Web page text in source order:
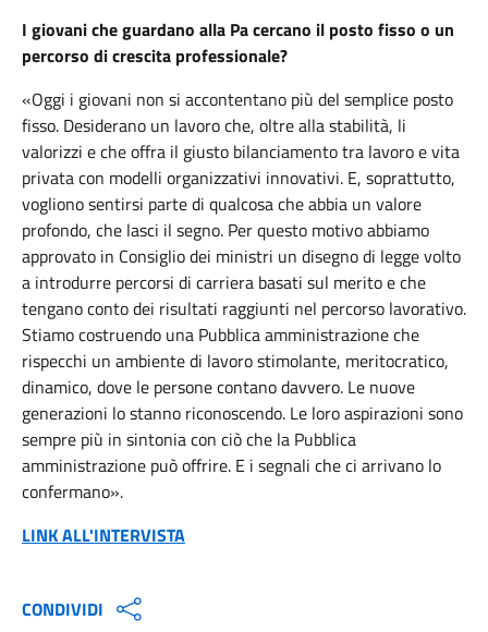
I giovani che guardano alla Pa cercano il posto fisso o un
percorso di crescita professionale?
«Oggi i giovani non si accontentano più del semplice posto
fisso. Desiderano un lavoro che, oltre alla stabilità, li
valorizzi e che offra il giusto bilanciamento tra lavoro e vita
privata con modelli organizzativi innovativi. E, soprattutto,
vogliono sentirsi parte di qualcosa che abbia un valore
profondo, che lasci il segno. Per questo motivo abbiamo
approvato in Consiglio dei ministri un disegno di legge volto
a introdurre percorsi di carriera basati sul merito e che
tengano conto dei risultati raggiunti nel percorso lavorativo.
Stiamo costruendo una Pubblica amministrazione che
rispecchi un ambiente di lavoro stimolante, meritocratico,
dinamico, dove le persone contano davvero. Le nuove
generazioni lo stanno riconoscendo. Le loro aspirazioni sono
sempre più in sintonia con ciò che la Pubblica
amministrazione può offrire. E i segnali che ci arrivano lo
confermano».
LINK ALL'INTERVISTA
CONDIVIDI